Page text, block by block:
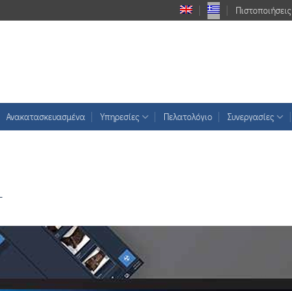
Πιστοποιήσεις
Ανακατασκευασμένα Υπηρεσίες Πελατολόγιο Συνεργασίες